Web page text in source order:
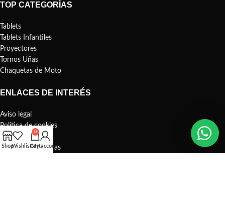
TOP CATEGORÍAS
Tablets
Tablets Infantiles
Proyectores
Tornos Uñas
Chaquetas de Moto
ENLACES DE INTERÉS
Aviso legal
Política de cookies
Gastos de envío
Política de compras
ShopWishlist
0
Cart
My account